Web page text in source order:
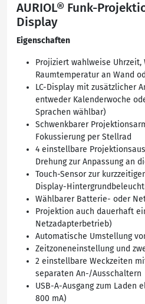
AURIOL® Funk-
Display
Eigenschaften
Projiziert wahlweise Uhrzeit,
Raumtemperatur an Wand
LC-Display mit zusätzlicher
entweder Kalenderwoche
Sprachen wählbar)
Schwenkbarer
Fokussierung per Stellrad
4 einstellbare
Drehung zur Anpassung an
Touch-Sensor zur
Display-
Wählbarer Batterie- oder
Projektion auch dauerhaft
Netzadapterbetrieb)
Automatische Umstellung
Zeitzoneneinstellung und
2 einstellbare Weckzeiten
separaten An-/Ausschaltern
USB-A-Ausgang zum Laden
800 mA)